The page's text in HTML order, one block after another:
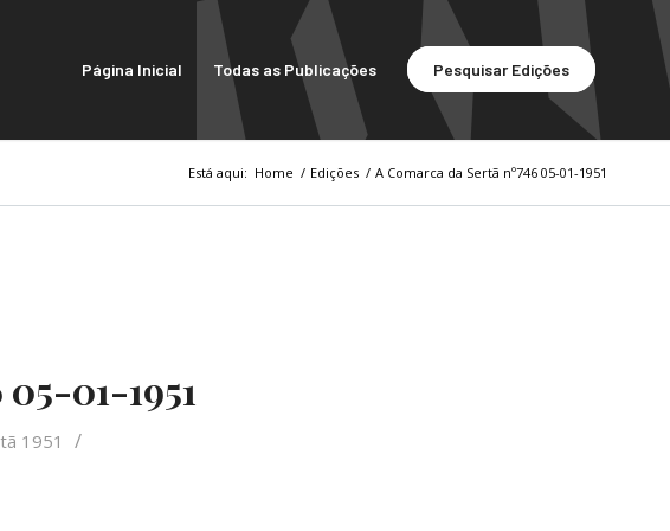
Página Inicial Todas as Publicações Pesquisar Edições
Está aqui: Home / Edições / A Comarca da Sertã nº746 05-01-1951
01-1951
1951 /